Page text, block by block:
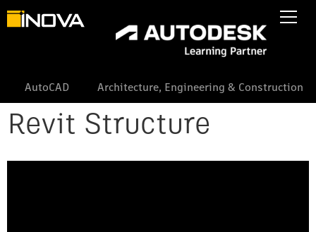
AutoCAD Architecture, Engineering & Construction
Revit Structure